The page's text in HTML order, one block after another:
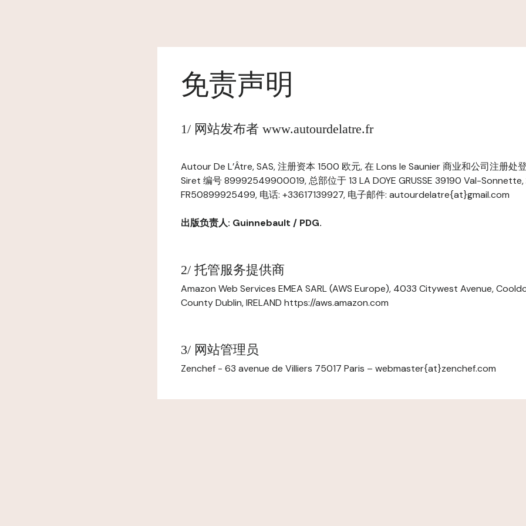
免责声明
1/ 网站发布者 www.autourdelatre.fr
Autour De L’Âtre, SAS, 注册资本 1500 欧元, 在 Lons le Saunier 商业和公司注册处
Siret 编号 89992549900019, 总部位于 13 LA DOYE GRUSSE 39190 Val-Sonnette,
FR50899925499, 电话: +33617139927, 电子邮件: autourdelatre{at}gmail.com
出版负责人: Guinnebault / PDG.
2/ 托管服务提供商
Amazon Web Services EMEA SARL (AWS Europe), 4033 Citywest Avenue,
County Dublin, IRELAND https://aws.amazon.com
3/ 网站管理员
Zenchef - 63 avenue de Villiers 75017 Paris – webmaster{at}zenchef.com